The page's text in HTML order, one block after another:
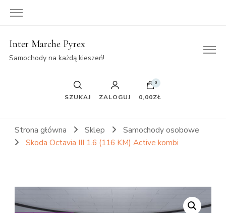
Inter Marche Pyrex
Samochody na każdą kieszeń!
SZUKAJ ZALOGUJ
0
0,00ZŁ
Strona główna Sklep
Samochody osobowe
Skoda Octavia III 1.6 (116 KM) Active kombi